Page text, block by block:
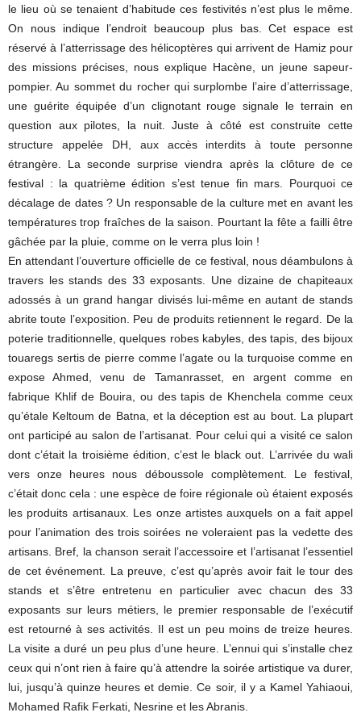
le lieu où se tenaient d’habitude ces festivités n’est plus le même.
On nous indique l’endroit beaucoup plus bas. Cet espace est
réservé à l’atterrissage des hélicoptères qui arrivent de Hamiz pour
des missions précises, nous explique Hacène, un jeune sapeur-
pompier. Au sommet du rocher qui surplombe l’aire d’atterrissage,
une guérite équipée d’un clignotant rouge signale le terrain en
question aux pilotes, la nuit. Juste à côté est construite cette
structure appelée DH, aux accès interdits à toute personne
étrangère. La seconde surprise viendra après la clôture de ce
festival : la quatrième édition s’est tenue fin mars. Pourquoi ce
décalage de dates ? Un responsable de la culture met en avant les
températures trop fraîches de la saison. Pourtant la fête a failli être
gâchée par la pluie, comme on le verra plus loin !
En attendant l’ouverture officielle de ce festival, nous déambulons à
travers les stands des 33 exposants. Une dizaine de chapiteaux
adossés à un grand hangar divisés lui-même en autant de stands
abrite toute l’exposition. Peu de produits retiennent le regard. De la
poterie traditionnelle, quelques robes kabyles, des tapis, des bijoux
touaregs sertis de pierre comme l’agate ou la turquoise comme en
expose Ahmed, venu de Tamanrasset, en argent comme en
fabrique Khlif de Bouira, ou des tapis de Khenchela comme ceux
qu’étale Keltoum de Batna, et la déception est au bout. La plupart
ont participé au salon de l’artisanat. Pour celui qui a visité ce salon
dont c’était la troisième édition, c’est le black out. L’arrivée du wali
vers onze heures nous déboussole complètement. Le festival,
c’était donc cela : une espèce de foire régionale où étaient exposés
les produits artisanaux. Les onze artistes auxquels on a fait appel
pour l’animation des trois soirées ne voleraient pas la vedette des
artisans. Bref, la chanson serait l’accessoire et l’artisanat l’essentiel
de cet événement. La preuve, c’est qu’après avoir fait le tour des
stands et s’être entretenu en particulier avec chacun des 33
exposants sur leurs métiers, le premier responsable de l’exécutif
est retourné à ses activités. Il est un peu moins de treize heures.
La visite a duré un peu plus d’une heure. L’ennui qui s’installe chez
ceux qui n’ont rien à faire qu’à attendre la soirée artistique va durer,
lui, jusqu’à quinze heures et demie. Ce soir, il y a Kamel Yahiaoui,
Mohamed Rafik Ferkati, Nesrine et les Abranis.